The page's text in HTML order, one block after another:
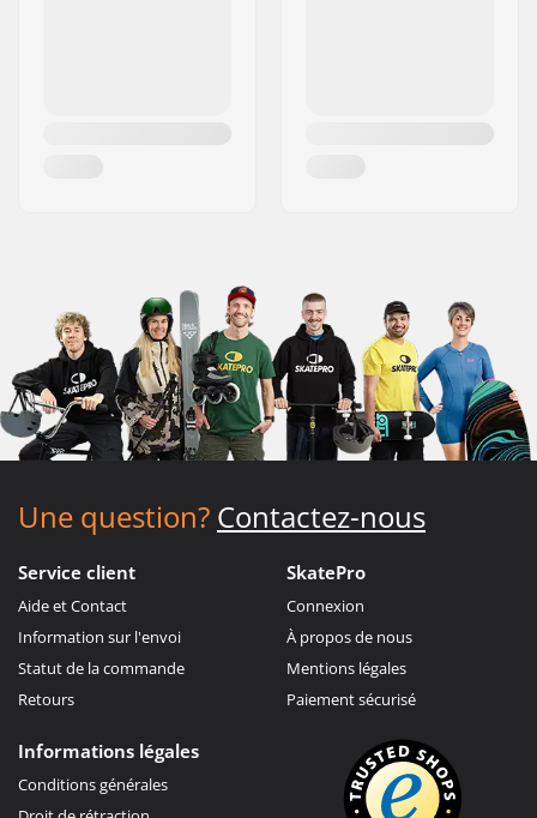
Une question? Contactez-nous
Service client
Aide et Contact
Information sur l'envoi
Statut de la commande
Retours
SkatePro
Connexion
À propos de nous
Mentions légales
Paiement sécurisé
Informations légales
Conditions générales